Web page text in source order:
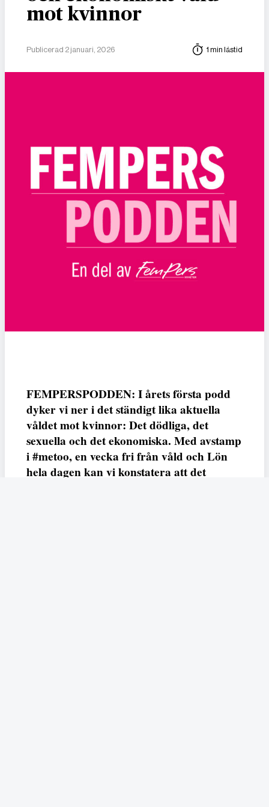
mot kvinnor
Publicerad 2 januari, 2026 1 min lästid
FEMPERSPODDEN: I årets första podd
dyker vi ner i det ständigt lika aktuella
våldet mot kvinnor: Det dödliga, det
sexuella och det ekonomiska. Med avstamp
i #metoo, en vecka fri från våld och Lön
hela dagen kan vi konstatera att det